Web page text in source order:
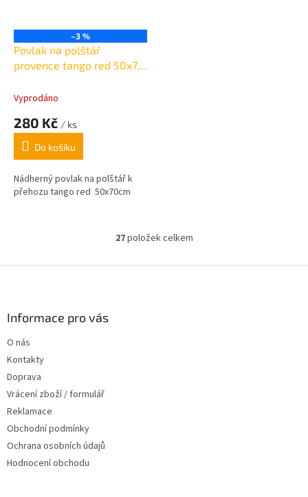
–3 %
Povlak na polštář
provence tango red 50x70
Vyprodáno
280 Kč / ks
Do košíku
Nádherný povlak na polštář k
přehozu tango red 50x70cm
O
l
27položek celkem
Informace pro vás
O nás
Kontakty
Doprava
Vrácení zboží / formulář
Reklamace
Obchodní podmínky
Ochrana osobních údajů
Hodnocení obchodu